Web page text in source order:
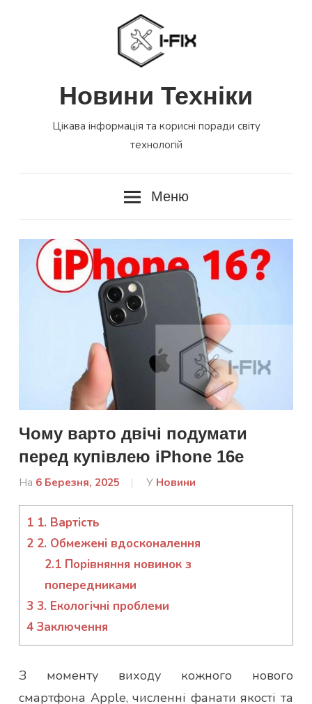
Новини Техніки
Цікава інформація та корисні поради світу
технологій
Меню
Чому варто двічі подумати
перед купівлею iPhone 16e
На 6 Березня, 2025
Від
У Новини
1 1. Вартість
2 2. Обмежені вдосконалення
2.1Порівняння новинок з
попередниками
3 3. Екологічні проблеми
4Заключення
З моменту виходу кожного нового
смартфона Apple, численні фанати якості та